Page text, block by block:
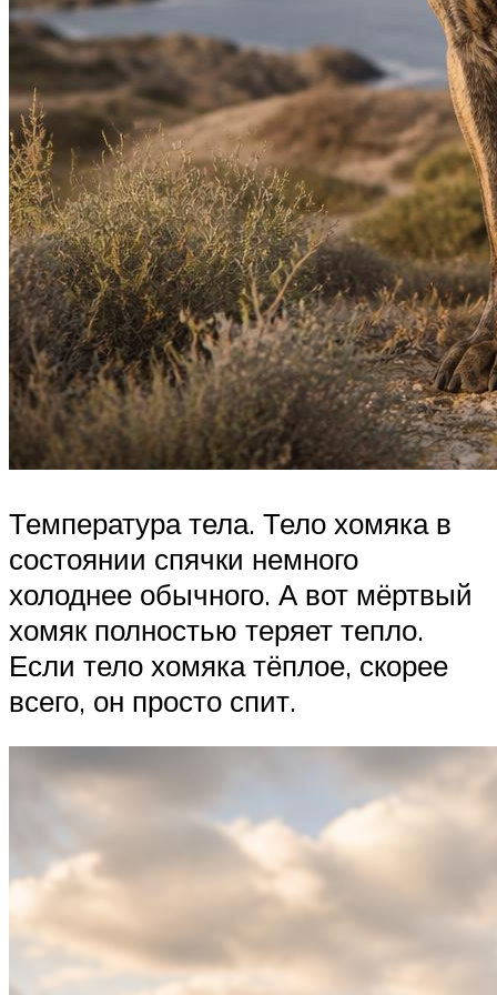
Температура тела. Тело хомяка в
состоянии спячки немного
холоднее обычного. А вот мёртвый
хомяк полностью теряет тепло.
Если тело хомяка тёплое, скорее
всего, он просто спит.